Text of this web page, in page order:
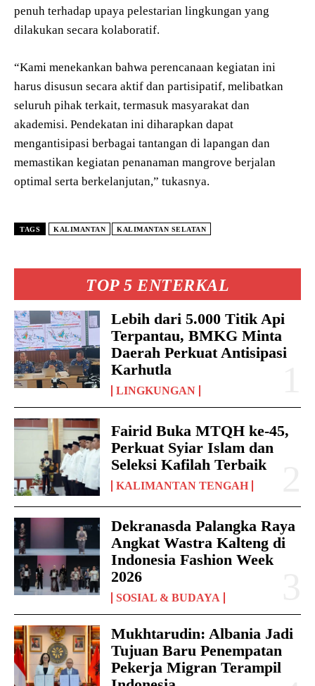
TOP 5 ENTERKAL
Lebih dari 5.000 Titik Api
Terpantau, BMKG Minta
Daerah Perkuat Antisipasi
Karhutla
LINGKUNGAN
Fairid Buka MTQH ke-45,
Perkuat Syiar Islam dan
Seleksi Kafilah Terbaik
KALIMANTAN TENGAH
Dekranasda Palangka Raya
Angkat Wastra Kalteng di
Indonesia Fashion Week
2026
SOSIAL & BUDAYA
Mukhtarudin: Albania Jadi
Tujuan Baru Penempatan
Pekerja Migran Terampil
penuh terhadap upaya pelestarian lingkungan yang
dilakukan secara kolaboratif.
“Kami menekankan bahwa perencanaan kegiatan ini
harus disusun secara aktif dan partisipatif, melibatkan
seluruh pihak terkait, termasuk masyarakat dan
akademisi. Pendekatan ini diharapkan dapat
mengantisipasi berbagai tantangan di lapangan dan
memastikan kegiatan penanaman mangrove berjalan
optimal serta berkelanjutan,” tukasnya.
TAGS KALIMANTAN KALIMANTAN SELATAN